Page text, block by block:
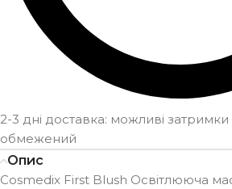
2-3 дні доставка: можливі
обмежений
Опис
Cosmedix First Blush Освітлююча